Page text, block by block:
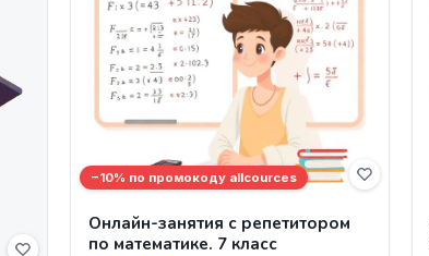
−10% по промокоду allcources
Онлайн-занятия с репетитором
по математике. 7 класс